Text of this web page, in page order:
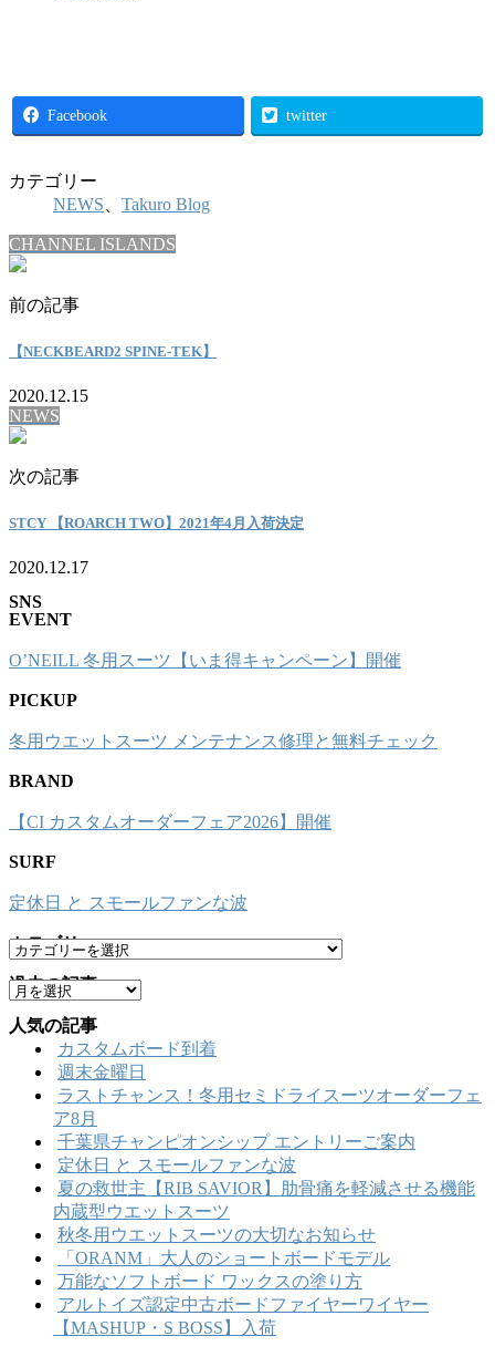
Facebook twitter
カテゴリー
NEWS
Takuro Blog
CHANNEL ISLANDS
前の記事
【NECKBEARD2 SPINE-TEK】
2020.12.15
NEWS
次の記事
STCY 【ROARCH TWO】2021年4月入荷決定
2020.12.17
SNS
EVENT
O’NEILL 冬用スーツ【いま得キャンペーン】開催
PICKUP
冬用ウエットスーツ メンテナンス修理と無料チェック
BRAND
【CI カスタムオーダーフェア2026】開催
SURF
定休日 と スモールファンな波
カテゴリー
カ
テ
ゴ
リ
ー
過去の記事
ア
ー
カ
人気の記事
カスタムボード到着
週末金曜日
ラストチャンス！冬用セミドライスーツオーダーフェ
ア8月
千葉県チャンピオンシップ エントリーご案内
定休日 と スモールファンな波
夏の救世主【RIB SAVIOR】肋骨痛を軽減させる機能
内蔵型ウエットスーツ
秋冬用ウエットスーツの大切なお知らせ
「ORANM」大人のショートボードモデル
万能なソフトボード ワックスの塗り方
アルトイズ認定中古ボードファイヤーワイヤー
【MASHUP・S BOSS】入荷